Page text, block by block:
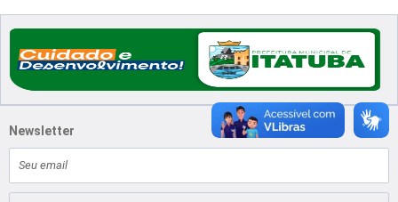
Newsletter
mail